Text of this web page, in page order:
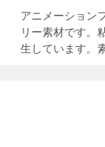
アニメーション
リー素材です。
生しています。